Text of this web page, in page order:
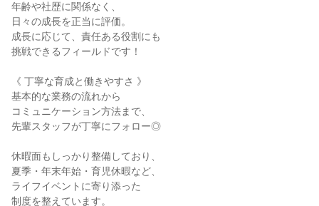
年齢や社歴に関係なく、
日々の成長を正当に評価。
成長に応じて、責任ある役割にも
挑戦できるフィールドです！
《 丁寧な育成と働きやすさ 》
基本的な業務の流れから
コミュニケーション方法まで、
先輩スタッフが丁寧にフォロー◎
休暇面もしっかり整備しており、
夏季・年末年始・育児休暇など、
ライフイベントに寄り添った
制度を整えています。